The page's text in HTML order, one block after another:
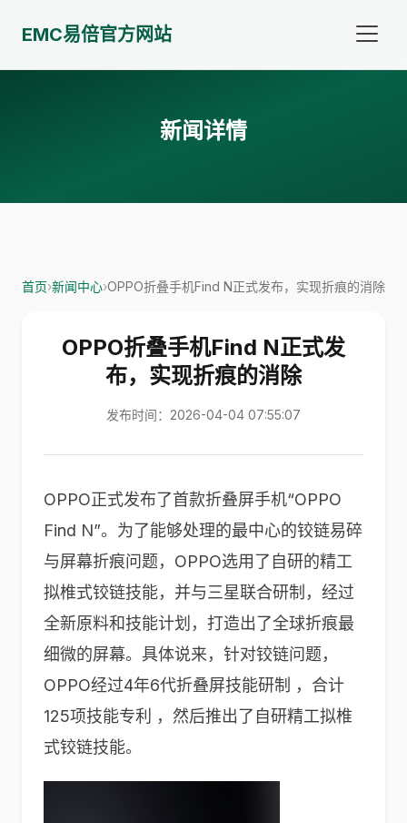
EMC易倍官方网站
新闻详情
首页›新闻中心›OPPO折叠手机Find N正式发布，实现折痕的消除
OPPO折叠手机Find N正式发
布，实现折痕的消除
发布时间：2026-04-04 07:55:07
OPPO正式发布了首款折叠屏手机“OPPO
Find N”。为了能够处理的最中心的铰链易碎
与屏幕折痕问题，OPPO选用了自研的精工
拟椎式铰链技能，并与三星联合研制，经过
全新原料和技能计划，打造出了全球折痕最
细微的屏幕。具体说来，针对铰链问题，
OPPO经过4年6代折叠屏技能研制 ，合计
125项技能专利 ，然后推出了自研精工拟椎
式铰链技能。